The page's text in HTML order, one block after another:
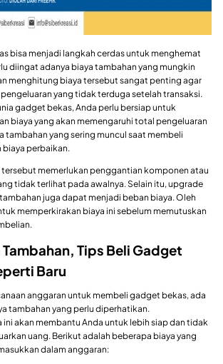
bisa menjadi langkah cerdas untuk menghemat
diingat adanya biaya tambahan yang mungkin
menghitung biaya tersebut sangat penting agar
yang tidak terduga setelah transaksi.
gadget bekas, Anda perlu bersiap untuk
biaya yang akan memengaruhi total pengeluaran
tambahan yang sering muncul saat membeli
perbaikan.
memerlukan penggantian komponen atau
tidak terlihat pada awalnya. Selain itu, upgrade
juga dapat menjadi beban biaya. Oleh
memperkirakan biaya ini sebelum memutuskan
Tips Beli Gadget
Baru
anggaran untuk membeli gadget bekas, ada
tambahan yang perlu diperhatikan.
ini akan membantu Anda untuk lebih siap dan tidak
uang. Berikut adalah beberapa biaya yang
dalam anggaran: